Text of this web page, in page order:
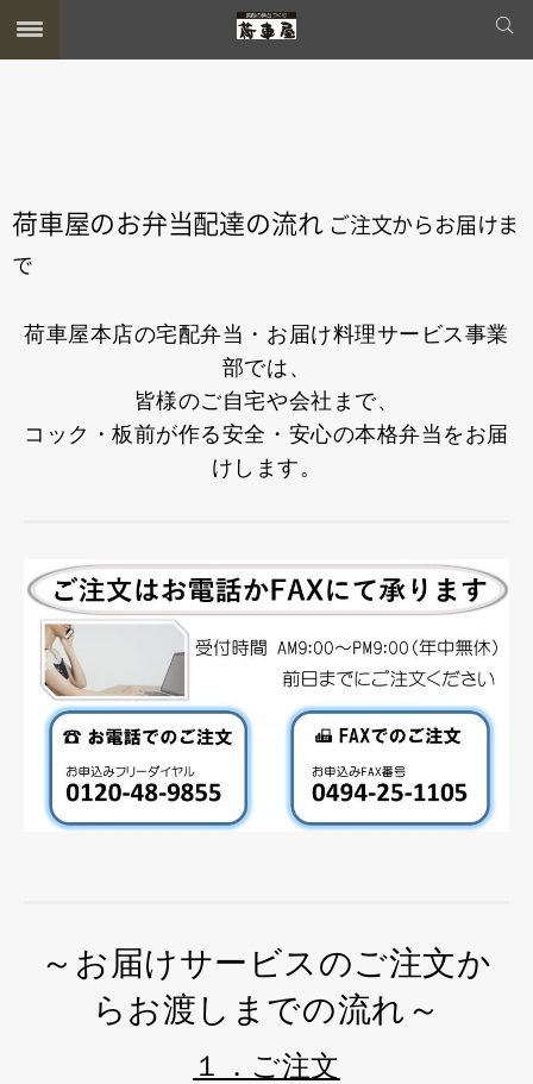
荷車屋のお弁当配達の流れ ご注文からお届けま
で
荷車屋本店の宅配弁当・お届け料理サービス事業
部では、
皆様のご自宅や会社まで、
コック・板前が作る安全・安心の本格弁当をお届
けします。
～お届けサービスのご注文か
らお渡しまでの流れ～
１．ご注文